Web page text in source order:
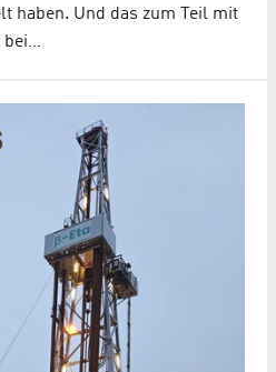
haben. Und das zum Teil mit
bei…